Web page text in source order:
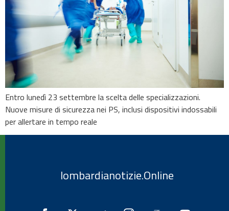
Entro lunedì 23 settembre la scelta delle specializzazioni.
Nuove misure di sicurezza nei PS, inclusi dispositivi indossabili
per allertare in tempo reale
lombardianotizie.Online